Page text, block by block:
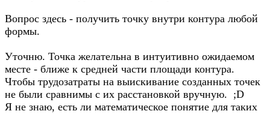
Вопрос здесь - получить точку внутри контура любой
формы.
Уточню. Точка желательна в интуитивно ожидаемом
месте - ближе к средней части площади контура.
Чтобы трудозатраты на выискивание созданных точек
не были сравнимы с их расстановкой вручную. ;D
Я не знаю, есть ли математическое понятие для таких